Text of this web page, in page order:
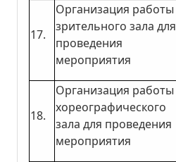
17.
Организация работы
зрительного зала для
проведения
мероприятия
18.
Организация работы
хореографического
зала для проведения
мероприятия